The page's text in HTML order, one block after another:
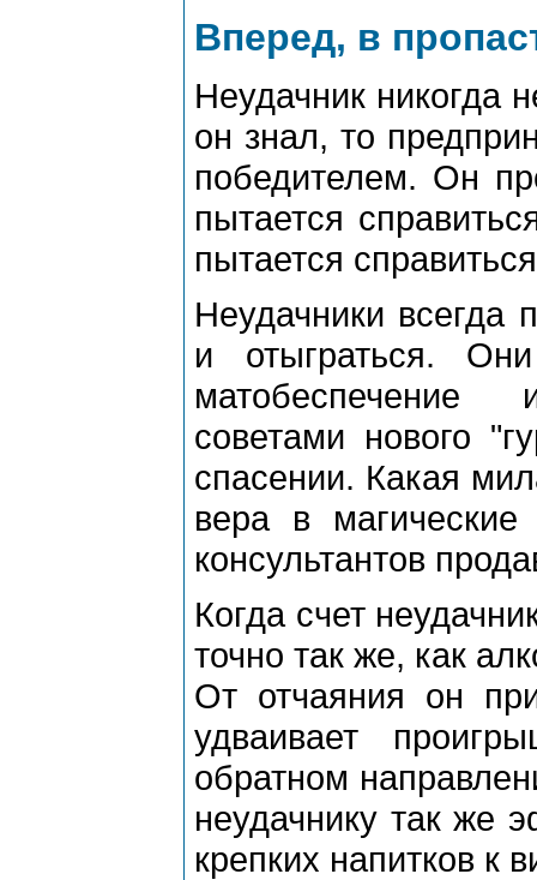
Вперед, в
Неудачник никогда
он знал, то
победителем. Он
пытается
пытается
Неудачники всегда
и отыграться.
матобеспечение
советами нового
спасении. Какая
вера в
консультантов
Когда счет
точно так же, как
От отчаяния он
удваивает
обратном
неудачнику так же
крепких напитков к